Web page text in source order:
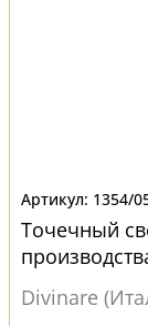
1354/
Точечный
Divinare